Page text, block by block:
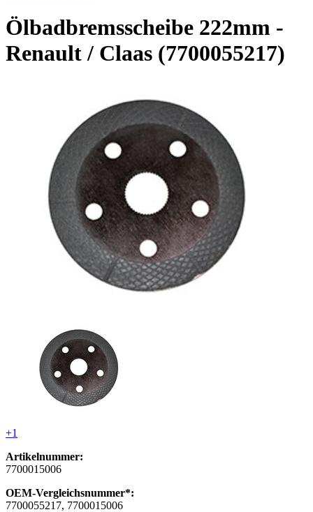
Ölbadbremsscheibe 222mm -
Renault / Claas (7700055217)
+1
Artikelnummer:
7700015006
OEM-Vergleichsnummer*:
7700055217, 7700015006